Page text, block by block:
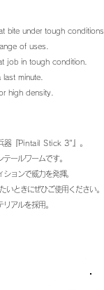
bite under tough conditions.
of uses.
job in tough condition.
minute.
high density.
器『Pintail Stick 3"』。
ールワームです。
ョンで威力を発揮。
いときにぜひご使用ください。
アルを採用。